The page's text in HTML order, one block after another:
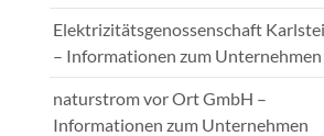
Elektrizitätsgenossenschaft
– Informationen zum Unternehmen
naturstrom vor Ort GmbH –
Informationen zum Unternehmen